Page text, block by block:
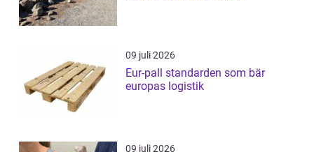
09 juli 2026
Eur-pall standarden som bär
europas logistik
09 juli 2026